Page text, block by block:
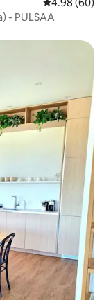
- PULSAA